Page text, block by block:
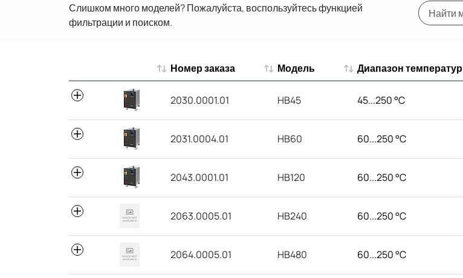
Слишком много моделей? Пожалуйста, воспользуйтесь функцией
фильтрации и поиском.
Номер заказа Модель Диапазон температур
2030.0001.01
HB45 45...250 °C
2031.0004.01 HB60 60...250 °C
2043.0001.01 HB120 60...250 °C
2063.0005.01 HB240 60...250 °C
2064.0005.01 HB480 60...250 °C